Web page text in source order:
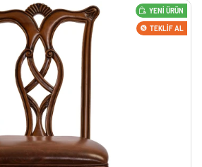
YENI ÜRÜN
TEKLIF AL